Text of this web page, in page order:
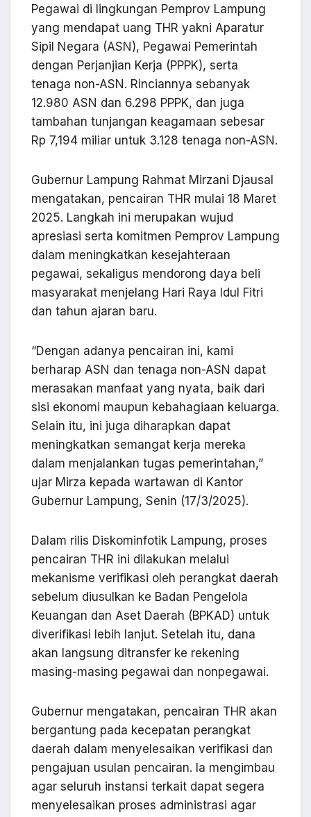
Pegawai di lingkungan Pemprov Lampung
yang mendapat uang THR yakni Aparatur
Sipil Negara (ASN), Pegawai Pemerintah
dengan Perjanjian Kerja (PPPK), serta
tenaga non-ASN. Rinciannya sebanyak
12.980 ASN dan 6.298 PPPK, dan juga
tambahan tunjangan keagamaan sebesar
Rp 7,194 miliar untuk 3.128 tenaga non-ASN.
Gubernur Lampung Rahmat Mirzani Djausal
mengatakan, pencairan THR mulai 18 Maret
2025. Langkah ini merupakan wujud
apresiasi serta komitmen Pemprov Lampung
dalam meningkatkan kesejahteraan
pegawai, sekaligus mendorong daya beli
masyarakat menjelang Hari Raya Idul Fitri
dan tahun ajaran baru.
“Dengan adanya pencairan ini, kami
berharap ASN dan tenaga non-ASN dapat
merasakan manfaat yang nyata, baik dari
sisi ekonomi maupun kebahagiaan keluarga.
Selain itu, ini juga diharapkan dapat
meningkatkan semangat kerja mereka
dalam menjalankan tugas pemerintahan,”
ujar Mirza kepada wartawan di Kantor
Gubernur Lampung, Senin (17/3/2025).
Dalam rilis Diskominfotik Lampung, proses
pencairan THR ini dilakukan melalui
mekanisme verifikasi oleh perangkat daerah
sebelum diusulkan ke Badan Pengelola
Keuangan dan Aset Daerah (BPKAD) untuk
diverifikasi lebih lanjut. Setelah itu, dana
akan langsung ditransfer ke rekening
masing-masing pegawai dan nonpegawai.
Gubernur mengatakan, pencairan THR akan
bergantung pada kecepatan perangkat
daerah dalam menyelesaikan verifikasi dan
pengajuan usulan pencairan. Ia mengimbau
agar seluruh instansi terkait dapat segera
menyelesaikan proses administrasi agar